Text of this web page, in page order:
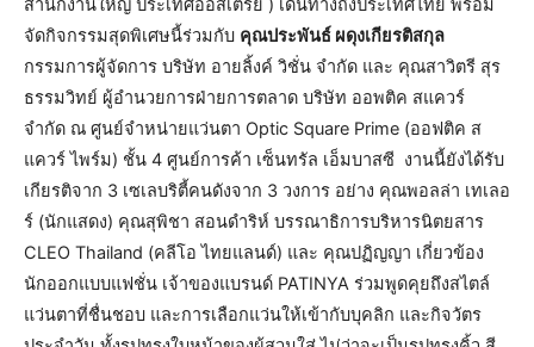
สำนักงานใหญ่ ประเทศออสเตรีย ) เดินทางถึงประเทศไทย พร้อม
จัดกิจกรรมสุดพิเศษนี้ร่วมกับ คุณประพันธ์ ผดุงเกียรติสกุล
กรรมการผู้จัดการ บริษัท อายลิ้งค์ วิชั่น จำกัด และ คุณสาวิตรี สุร
ธรรมวิทย์ ผู้อำนวยการฝ่ายการตลาด บริษัท ออพติค สแควร์
จำกัด ณ ศูนย์จำหน่ายแว่นตา Optic Square Prime (ออฟติค ส
แควร์ ไพร์ม) ชั้น 4 ศูนย์การค้า เซ็นทรัล เอ็มบาสซี งานนี้ยังได้รับ
เกียรติจาก 3 เซเลบริตี้คนดังจาก 3 วงการ อย่าง คุณพอลล่า เทเลอ
ร์ (นักแสดง) คุณสุพิชา สอนดำริห์ บรรณาธิการบริหารนิตยสาร
CLEO Thailand (คลีโอ ไทยแลนด์) และ คุณปฏิญญา เกี่ยวข้อง
นักออกแบบแฟชั่น เจ้าของแบรนด์ PATINYA ร่วมพูดคุยถึงสไตล์
แว่นตาที่ชื่นชอบ และการเลือกแว่นให้เข้ากับบุคลิก และกิจวัตร